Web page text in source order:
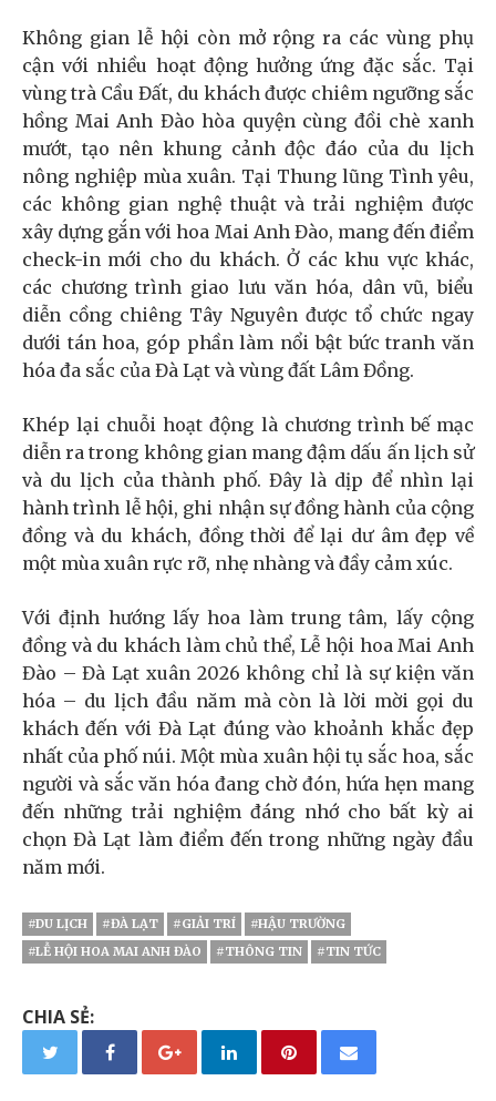
Không gian lễ hội còn mở rộng ra các vùng phụ
cận với nhiều hoạt động hưởng ứng đặc sắc. Tại
vùng trà Cầu Đất, du khách được chiêm ngưỡng sắc
hồng Mai Anh Đào hòa quyện cùng đồi chè xanh
mướt, tạo nên khung cảnh độc đáo của du lịch
nông nghiệp mùa xuân. Tại Thung lũng Tình yêu,
các không gian nghệ thuật và trải nghiệm được
xây dựng gắn với hoa Mai Anh Đào, mang đến điểm
check-in mới cho du khách. Ở các khu vực khác,
các chương trình giao lưu văn hóa, dân vũ, biểu
diễn cồng chiêng Tây Nguyên được tổ chức ngay
dưới tán hoa, góp phần làm nổi bật bức tranh văn
hóa đa sắc của Đà Lạt và vùng đất Lâm Đồng.
Khép lại chuỗi hoạt động là chương trình bế mạc
diễn ra trong không gian mang đậm dấu ấn lịch sử
và du lịch của thành phố. Đây là dịp để nhìn lại
hành trình lễ hội, ghi nhận sự đồng hành của cộng
đồng và du khách, đồng thời để lại dư âm đẹp về
một mùa xuân rực rỡ, nhẹ nhàng và đầy cảm xúc.
Với định hướng lấy hoa làm trung tâm, lấy cộng
đồng và du khách làm chủ thể, Lễ hội hoa Mai Anh
Đào – Đà Lạt xuân 2026 không chỉ là sự kiện văn
hóa – du lịch đầu năm mà còn là lời mời gọi du
khách đến với Đà Lạt đúng vào khoảnh khắc đẹp
nhất của phố núi. Một mùa xuân hội tụ sắc hoa, sắc
người và sắc văn hóa đang chờ đón, hứa hẹn mang
đến những trải nghiệm đáng nhớ cho bất kỳ ai
chọn Đà Lạt làm điểm đến trong những ngày đầu
năm mới.
#DU LỊCH #ĐÀ LẠT #GIẢI TRÍ
#HẬU TRƯỜNG
#LỄ HỘI HOA MAI ANH ĐÀO
#THÔNG TIN #TIN TỨC
CHIA SẺ: